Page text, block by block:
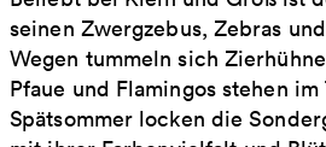
seinen Zwergzebus, Zebras
Wegen tummeln sich
Pfaue und Flamingos stehen
Spätsommer locken die